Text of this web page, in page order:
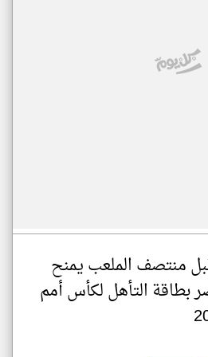
منتصف الملعب يمنح
التأهل لكأس أمم